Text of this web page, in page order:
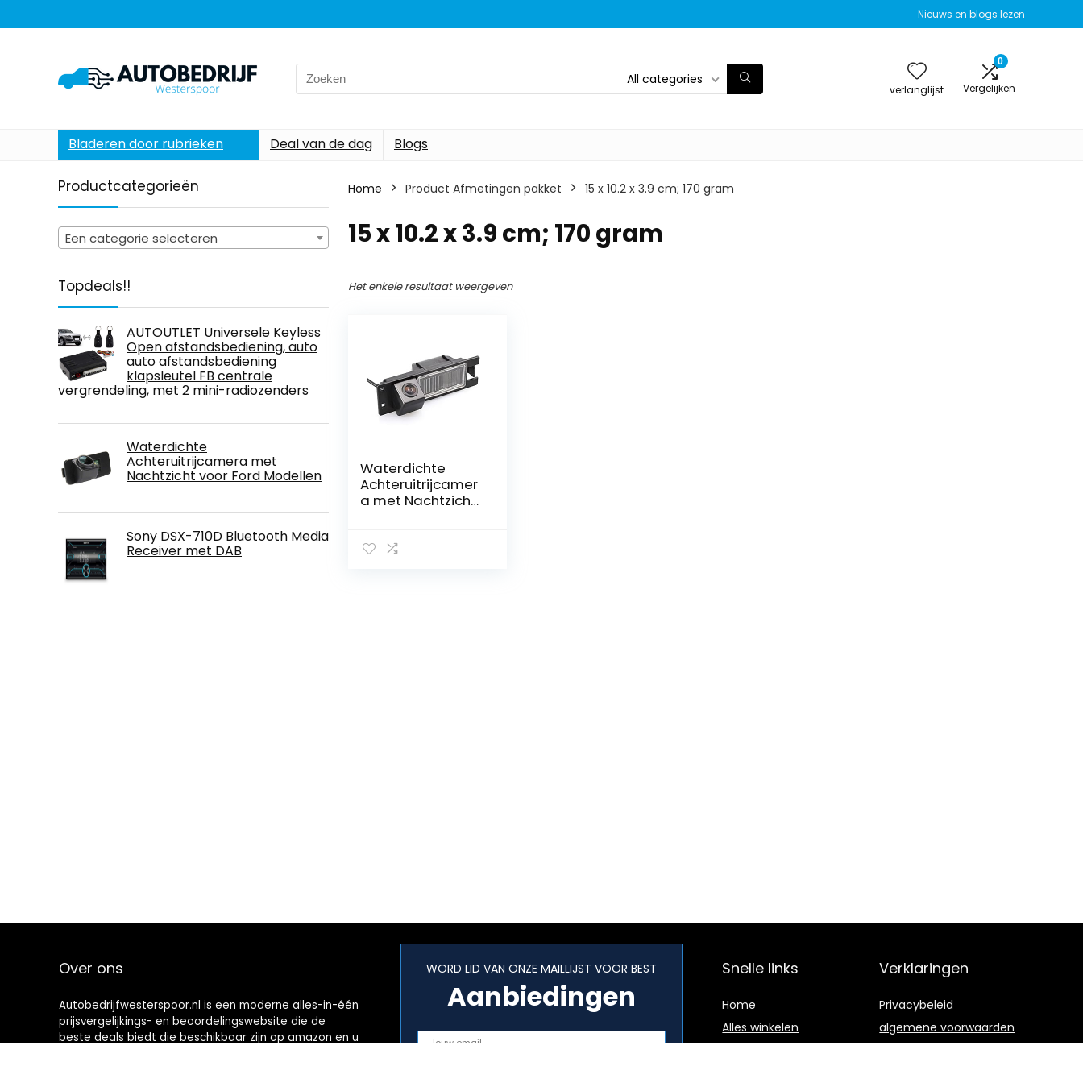
Nieuws en blogs lezen
Search
for:
All categories
verlanglijst
0
Vergelijken
Bladeren door rubrieken Deal van de dag Blogs
Productcategorieën
Een categorie selecteren
Topdeals!!
AUTOUTLET Universele Keyless
Open afstandsbediening, auto
auto afstandsbediening
klapsleutel FB centrale
vergrendeling, met 2 mini-radiozenders
Waterdichte
Achteruitrijcamera met
Nachtzicht voor Ford Modellen
Sony DSX-710D Bluetooth Media
Receiver met DAB
Home Product Afmetingen pakket ‎15 x 10.2 x 3.9 cm; 170 gram
‎15 x 10.2 x 3.9 cm; 170 gram
Het enkele resultaat weergeven
Waterdichte
Achteruitrijcamer
a met Nachtzicht
Over ons
Autobedrijfwesterspoor.nl is een moderne alles-in-één
prijsvergelijkings- en beoordelingswebsite die de
beste deals biedt die beschikbaar zijn op amazon en u
WORD LID VAN ONZE MAILLIJST VOOR BEST
Aanbiedingen
Snelle links
Home
Alles winkelen
Verklaringen
Privacybeleid
algemene voorwaarden